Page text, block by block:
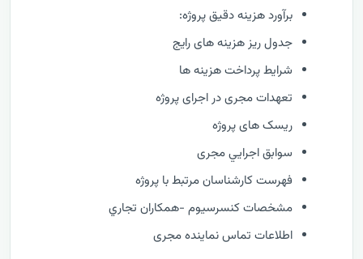
برآورد هزینه دقیق پروژه:
جدول ریز هزینه های رایج
شرایط پرداخت هزینه ها
تعهدات مجری در اجرای پروژه
ریسک های پروژه
سوابق اجرايي مجری
فهرست كارشناسان مرتبط با پروژه
مشخصات كنسرسيوم -همكاران تجاري
اطلاعات تماس نماینده مجری